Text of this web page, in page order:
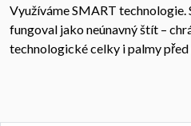
Využíváme SMART technologie.
fungoval jako neúnavný štít –
technologické celky i palmy